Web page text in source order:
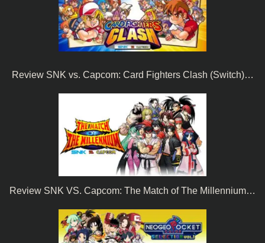
Review SNK vs. Capcom: Card Fighters Clash (Switch)…
Review SNK VS. Capcom: The Match of The Millennium…